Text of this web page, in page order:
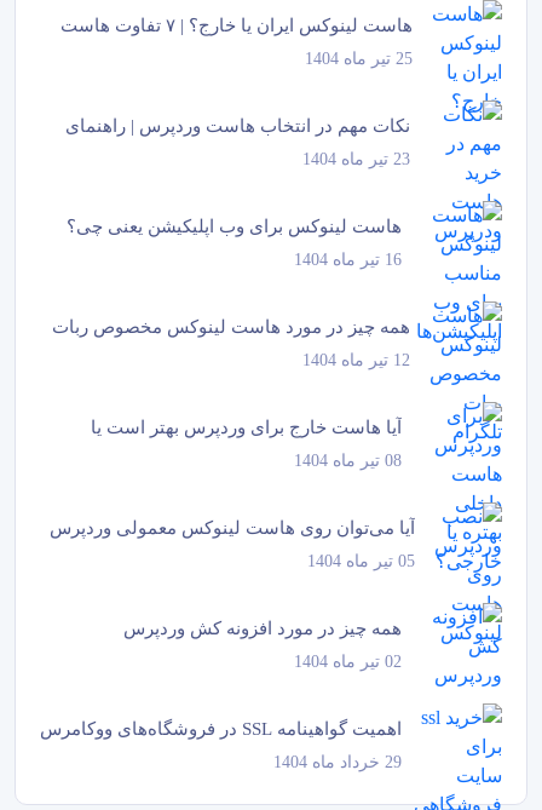
هاست لینوکس ایران یا خارج؟ | ۷ تفاوت هاست
لینوکس...
25 تیر ماه 1404
نکات مهم در انتخاب هاست وردپرس | راهنمای
جامع و...
23 تیر ماه 1404
هاست لینوکس برای وب اپلیکیشن یعنی چی؟
16 تیر ماه 1404
همه چیز در مورد هاست لینوکس مخصوص ربات
تلگرام
12 تیر ماه 1404
آیا هاست خارج برای وردپرس بهتر است یا
داخل؟
08 تیر ماه 1404
آیا می‌توان روی هاست لینوکس معمولی وردپرس
نصب کرد؟
05 تیر ماه 1404
همه چیز در مورد افزونه کش وردپرس
02 تیر ماه 1404
اهمیت گواهینامه SSL در فروشگاه‌های ووکامرس
29 خرداد ماه 1404